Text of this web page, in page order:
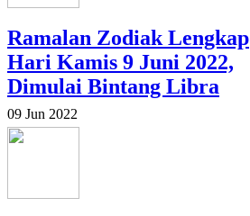
Ramalan Zodiak Lengkap
Hari Kamis 9 Juni 2022,
Dimulai Bintang Libra
09 Jun 2022